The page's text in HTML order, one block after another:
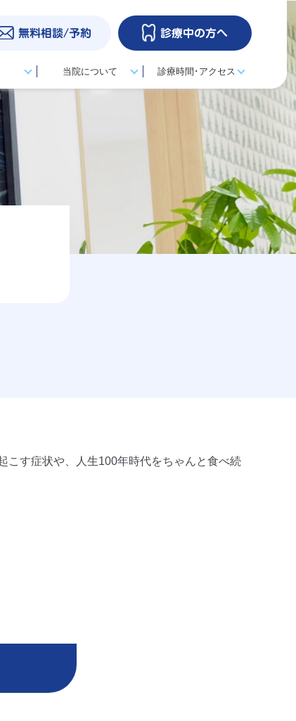
無料相談/予約 診療中の方へ
当院について 診療時間･アクセス
こす症状や、人生100年時代をちゃんと食べ続